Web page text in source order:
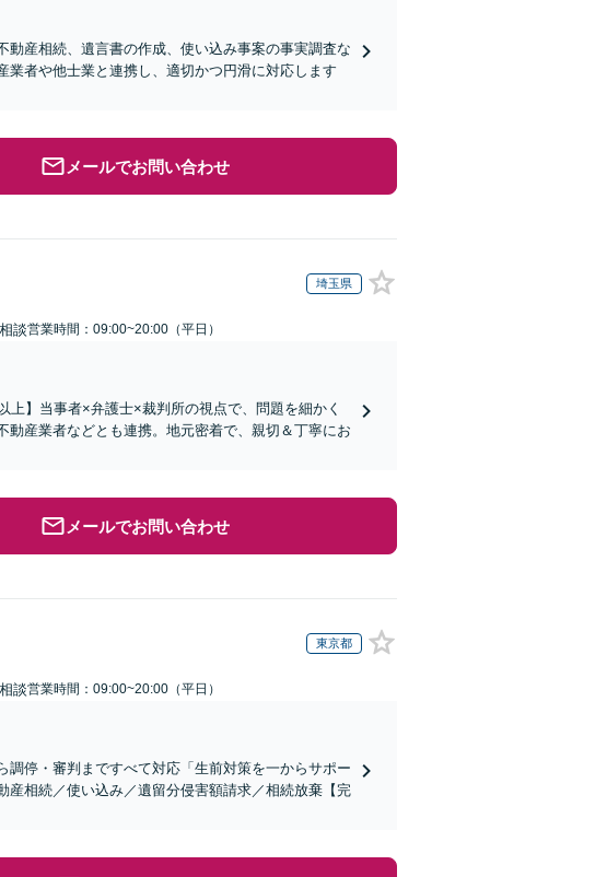
動産相続、遺言書の作成、使い込み事案の事実調査な
者や他士業と連携し、適切かつ円滑に対応します
メールでお問い合わせ
埼玉県
談営業時間：09:00~20:00（平日）
上】当事者×弁護士×裁判所の視点で、問題を細かく
産業者などとも連携。地元密着で、親切＆丁寧にお
メールでお問い合わせ
東京都
談営業時間：09:00~20:00（平日）
調停・審判まですべて対応「生前対策を一からサポー
産相続／使い込み／遺留分侵害額請求／相続放棄【完